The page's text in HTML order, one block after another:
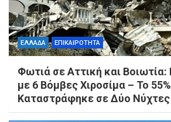
ΕΛΛΑΔΑ ΕΠΙΚΑΙΡΟΤΗΤΑ
Φωτιά σε Αττική και Βοιωτία:
με 6 Βόμβες Χιροσίμα – Το
Καταστράφηκε σε Δύο Νύχτες